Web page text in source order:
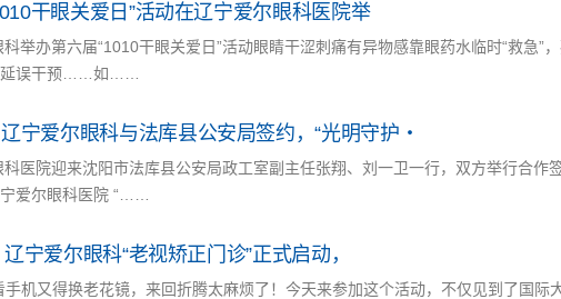
干眼关爱日”活动在辽宁爱尔眼科医院举
举办第六届“1010干眼关爱日”活动眼睛干涩刺痛有异物感靠眼药水临时“救急”
延误干预……如……
宁爱尔眼科与法库县公安局签约，“光明守护・
医院迎来沈阳市法库县公安局政工室副主任张翔、刘一卫一行，双方举行合作
爱尔眼科医院 “……
宁爱尔眼科“老视矫正门诊”正式启动，
手机又得换老花镜，来回折腾太麻烦了！今天来参加这个活动，不仅见到了国际